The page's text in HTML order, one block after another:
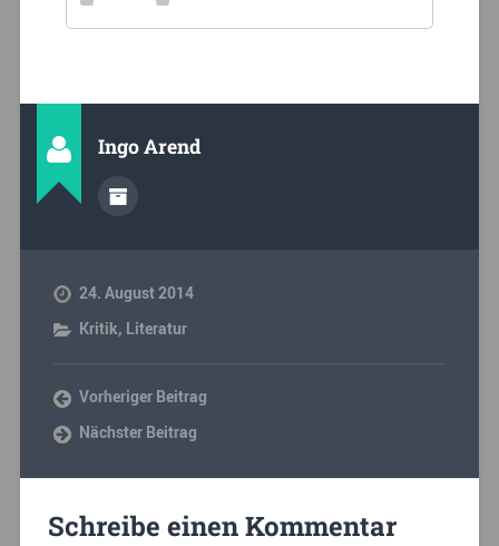
Ingo Arend
24. August 2014
Kritik, Literatur
Vorheriger Beitrag
Nächster Beitrag
Schreibe einen Kommentar